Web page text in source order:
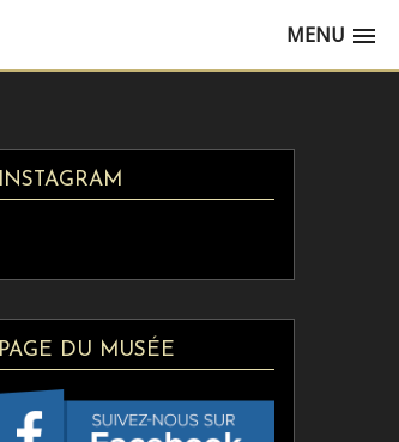
MENU
INSTAGRAM
PAGE DU MUSÉE